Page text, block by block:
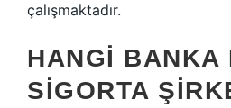
çalışmaktadır.
HANGI BANKA
SIGORTA